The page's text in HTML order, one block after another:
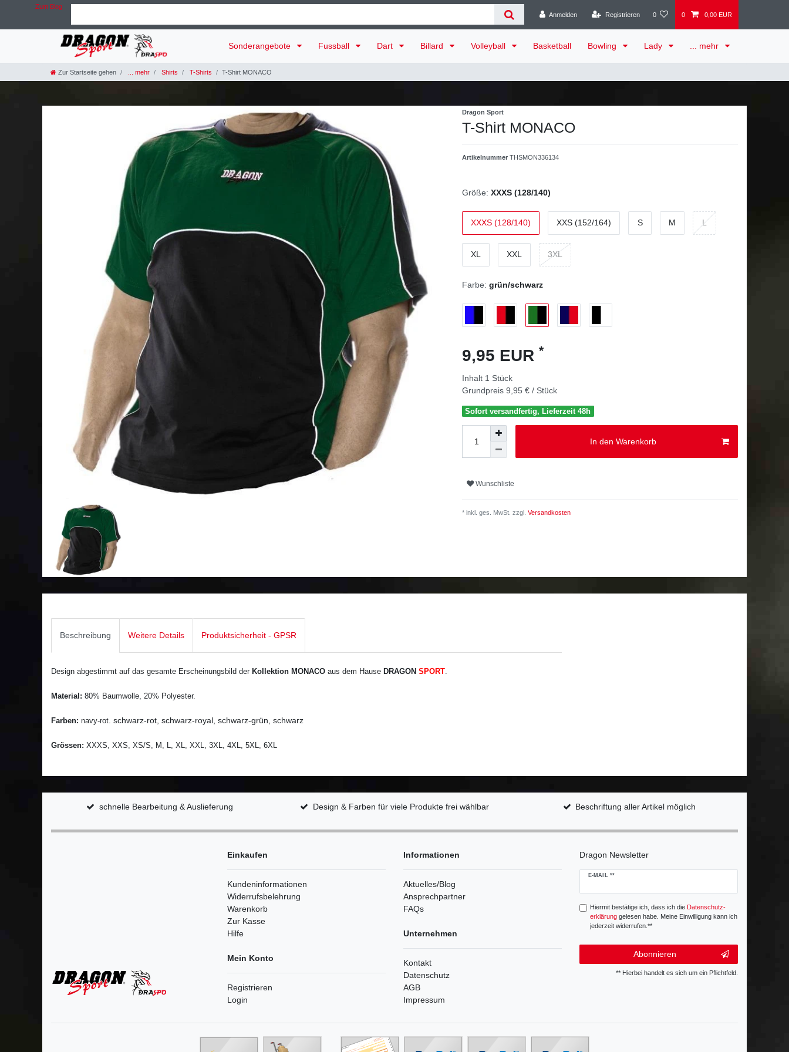
Zum Blog
Anmelden
Registrieren 0 0 0,00 EUR
Sonderangebote Fussball Dart Billard Volleyball Basketball Bowling Lady ... mehr
Zur Startseite gehen ... mehr Shirts T-Shirts T-Shirt MONACO
Dragon Sport
T-Shirt MONACO
Artikelnummer THSMON336134
Größe: XXXS (128/140)
XXXS (128/140) XXS (152/164) S M L
XL XXL 3XL
Farbe: grün/schwarz
9,95 EUR *
Inhalt 1 Stück
Grundpreis 9,95 € / Stück
Sofort versandfertig, Lieferzeit 48h
In den Warenkorb
Wunschliste
* inkl. ges. MwSt. zzgl. Versandkosten
Beschreibung Weitere Details Produktsicherheit - GPSR
Design abgestimmt auf das gesamte Erscheinungsbild der Kollektion MONACO aus dem Hause DRAGON SPORT.
Material: 80% Baumwolle, 20% Polyester.
Farben: navy-rot. schwarz-rot, schwarz-royal, schwarz-grün, schwarz
Grössen: XXXS, XXS, XS/S, M, L, XL, XXL, 3XL, 4XL, 5XL, 6XL
schnelle Bearbeitung & Auslieferung Design & Farben für viele Produkte frei wählbar Beschriftung aller Artikel möglich
Einkaufen
Kundeninformationen
Widerrufsbelehrung
Warenkorb
Zur Kasse
Hilfe
Mein Konto
Registrieren
Login
Informationen
Aktuelles/Blog
Ansprechpartner
FAQs
Unternehmen
Kontakt
Datenschutz
AGB
Impressum
Dragon Newsletter
E-MAIL **
Newsletter
Hiermit bestätige ich, dass ich die Daten­schutz­
erklärunggelesen habe. Meine Einwilligung kann ich
jederzeit widerrufen.**
Abonnieren
** Hierbei handelt es sich um ein Pflichtfeld.